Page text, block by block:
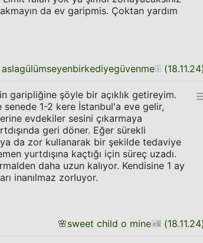
da ev garipmis. Çoktan yardım
aslagülümseyenbirkediyegüvenme (18.11.24
garipliğine şöyle bir açıklık getireyim.
senede 1-2 kere İstanbul'a eve gelir,
evdekiler sesini çıkarmaya
geri döner. Eğer sürekli
da zor kullanarak bir şekilde tedaviye
yurtdışına kaçtığı için süreç uzadı.
daha uzun kalıyor. Kendisine 1 ay
inanılmaz zorluyor.
🌸sweet child o mine (18.11.24